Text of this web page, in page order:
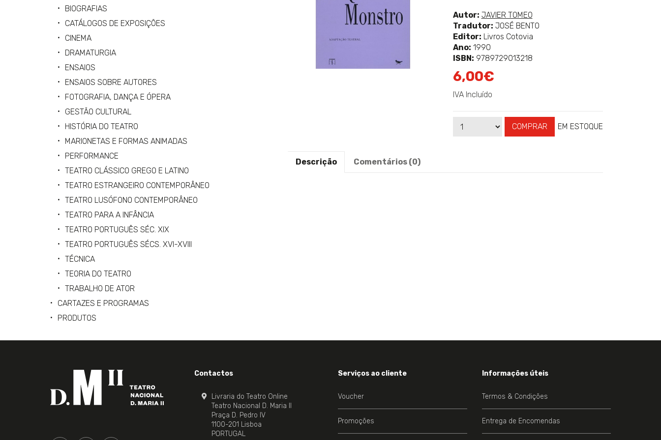
classificação
Autor: Ver
mais
sobre
JAVIER TOMEO
Tradutor: JOSÉ BENTO
Editor: Livros Cotovia
Ano: 1990
ISBN: 9789729013218
6,00€
IVA Incluído
Qtd COMPRAR
Disponibilidade: EM ESTOQUE
Descrição Comentários (0)
BIOGRAFIAS
CATÁLOGOS DE EXPOSIÇÕES
CINEMA
DRAMATURGIA
ENSAIOS
ENSAIOS SOBRE AUTORES
FOTOGRAFIA, DANÇA E ÓPERA
GESTÃO CULTURAL
HISTÓRIA DO TEATRO
MARIONETAS E FORMAS ANIMADAS
PERFORMANCE
TEATRO CLÁSSICO GREGO E LATINO
TEATRO ESTRANGEIRO CONTEMPORÂNEO
TEATRO LUSÓFONO CONTEMPORÂNEO
TEATRO PARA A INFÂNCIA
TEATRO PORTUGUÊS SÉC. XIX
TEATRO PORTUGUÊS SÉCS. XVI-XVIII
TÉCNICA
TEORIA DO TEATRO
TRABALHO DE ATOR
CARTAZES E PROGRAMAS
PRODUTOS
Contactos
Livraria do Teatro Online
Teatro Nacional D. Maria II
Praça D. Pedro IV
1100-201 Lisboa
PORTUGAL
Serviços ao cliente
Voucher
Promoções
Informações úteis
Termos & Condições
Entrega de Encomendas